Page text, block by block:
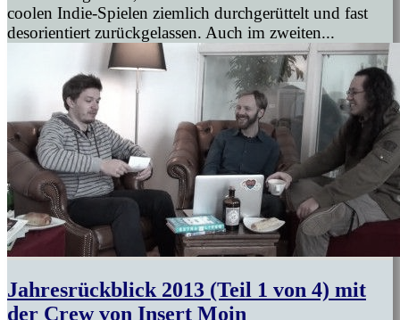
coolen Indie-Spielen ziemlich durchgerüttelt und fast
desorientiert zurückgelassen. Auch im zweiten...
Jahresrückblick 2013 (Teil 1 von 4) mit
der Crew von Insert Moin